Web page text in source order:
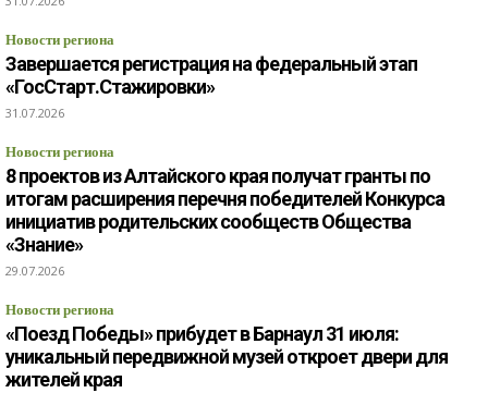
Новости региона
Завершается регистрация на федеральный этап
«ГосСтарт.Стажировки»
31.07.2026
Новости региона
8 проектов из Алтайского края получат гранты по
итогам расширения перечня победителей Конкурса
инициатив родительских сообществ Общества
«Знание»
29.07.2026
Новости региона
«Поезд Победы» прибудет в Барнаул 31 июля:
уникальный передвижной музей откроет двери для
жителей края